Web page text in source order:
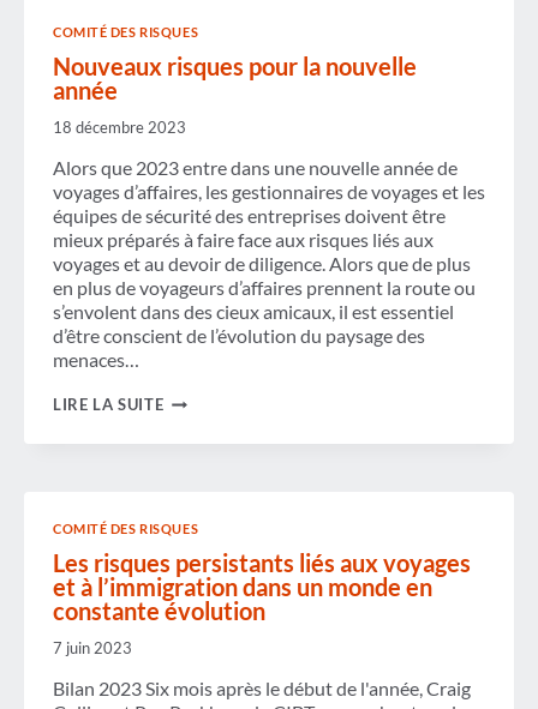
PROBLÈMES
LIÉS
AUX
COMITÉ DES RISQUES
Nouveaux risques pour la nouvelle
année
18 décembre 2023
Alors que 2023 entre dans une nouvelle année de
voyages d’affaires, les gestionnaires de voyages et les
équipes de sécurité des entreprises doivent être
mieux préparés à faire face aux risques liés aux
voyages et au devoir de diligence. Alors que de plus
en plus de voyageurs d’affaires prennent la route ou
s’envolent dans des cieux amicaux, il est essentiel
d’être conscient de l’évolution du paysage des
menaces…
LIRE LA SUITENOUVEAUX
COMITÉ DES RISQUES
Les risques persistants liés aux voyages
et à l’immigration dans un monde en
constante évolution
7 juin 2023
Bilan 2023 Six mois après le début de l'année, Craig